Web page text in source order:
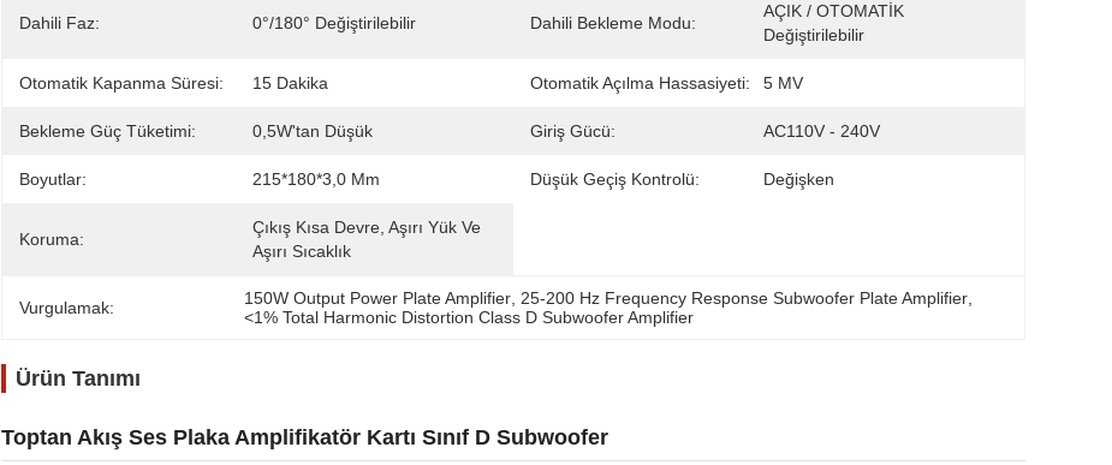
Dahili Faz: 0°/180° Değiştirilebilir Dahili Bekleme Modu:
AÇIK / OTOMATİK
Değiştirilebilir
Otomatik Kapanma Süresi: 15 Dakika Otomatik Açılma Hassasiyeti: 5 MV
Bekleme Güç Tüketimi: 0,5W'tan Düşük Giriş Gücü: AC110V - 240V
Boyutlar: 215*180*3,0 Mm Düşük Geçiş Kontrolü: Değişken
Koruma:
Çıkış Kısa Devre, Aşırı Yük Ve
Aşırı Sıcaklık
Vurgulamak: 150W Output Power Plate Amplifier 25-200 Hz Frequency Response Subwoofer Plate Amplifier
<1% Total Harmonic Distortion Class D Subwoofer Amplifier
Ürün Tanımı
Toptan Akış Ses Plaka Amplifikatör Kartı Sınıf D Subwoofer